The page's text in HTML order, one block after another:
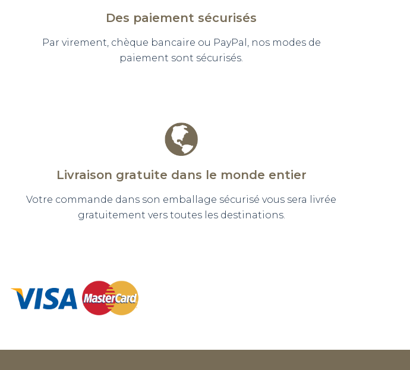
Des paiement sécurisés
Par virement, chèque bancaire ou PayPal, nos modes de
paiement sont sécurisés.
Livraison gratuite dans le monde entier
Votre commande dans son emballage sécurisé vous sera livrée
gratuitement vers toutes les destinations.